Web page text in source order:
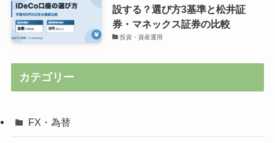
設する？選び方3基準と松井証
券・マネックス証券の比較
投資・資産運用
カテゴリー
FX・為替